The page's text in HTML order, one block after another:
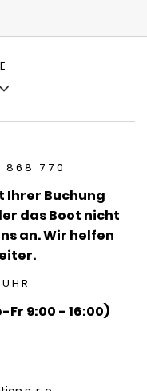
868 770
Ihrer Buchung
das Boot nicht
an. Wir helfen
9:00 - 16:00)